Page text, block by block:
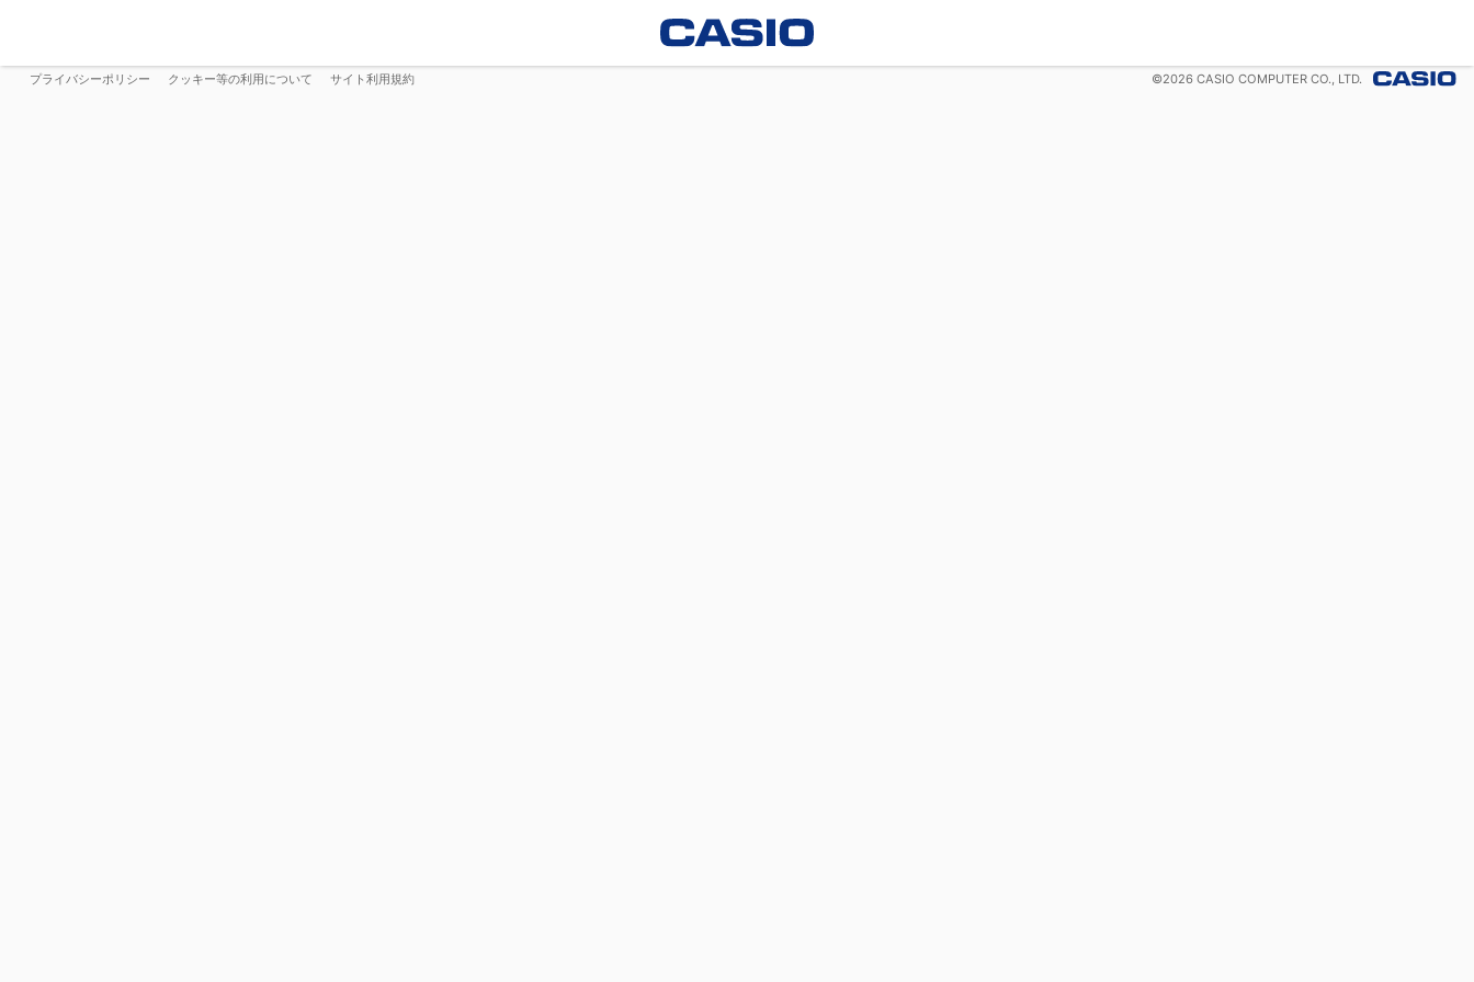
プライバシーポリシー クッキー等の利用について サイト利用規約 ©2026 CASIO COMPUTER CO., LTD.